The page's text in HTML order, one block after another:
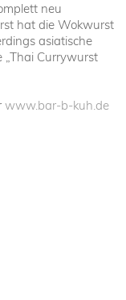
neu
hat die Wokwurst
asiatische
„Thai Currywurst
www.bar-b-kuh.de